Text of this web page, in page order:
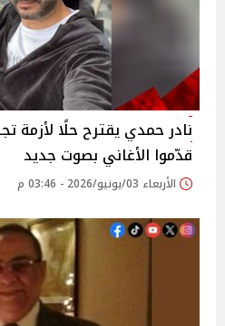
نادر حمدي يقترح حلًا لأزمة
قدّموا الأغاني بصوت جديد
الأربعاء 03/يونيو/2026 - 03:46 م